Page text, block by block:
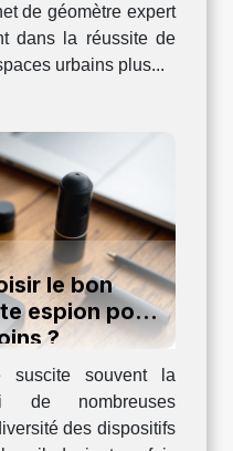
de géomètre expert
dans la réussite de
urbains plus...
le bon
espion pour
?
suscite souvent la
de nombreuses
des dispositifs